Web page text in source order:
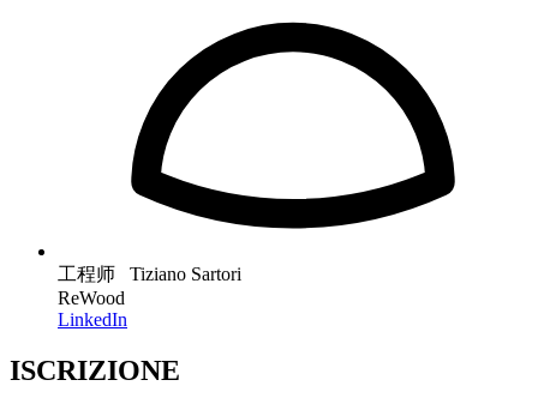
工程师 Tiziano Sartori
ReWood
LinkedIn
ISCRIZIONE